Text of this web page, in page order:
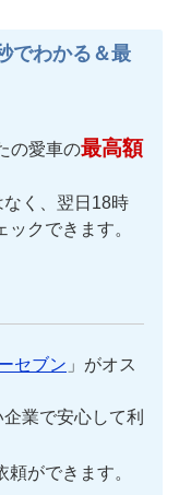
でわかる＆最
の愛車の最高額
く、翌日18時
クできます。
セブン 」がオス
業で安心して利
頼ができます。